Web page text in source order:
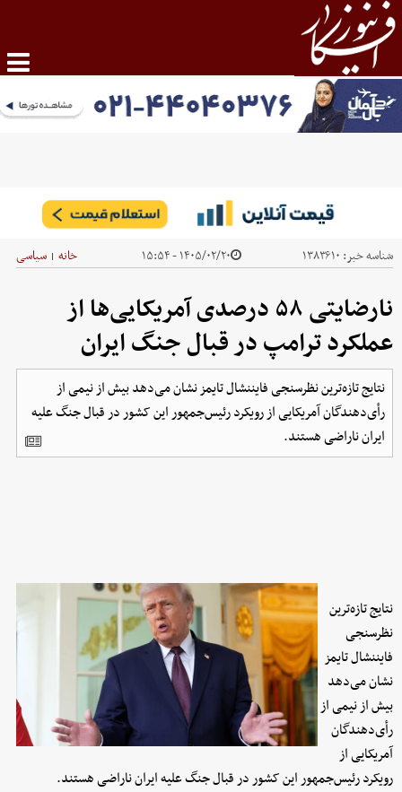
شناسه خبر: ۱۳۸۳۶۱۰ ۱۴۰۵/۰۲/۲۰ - ۱۵:۵۴ خانه | سیاسی
نارضایتی ۵۸ درصدی آمریکایی‌ها از
عملکرد ترامپ در قبال جنگ ایران
نتایج تازه‌ترین نظرسنجی فایننشال تایمز نشان می‌دهد بیش از نیمی از
رأی‌دهندگان آمریکایی از رویکرد رئیس‌جمهور این کشور در قبال جنگ علیه
ایران ناراضی هستند.
نتایج تازه‌ترین
نظرسنجی
فایننشال تایمز
نشان می‌دهد
بیش از نیمی از
رأی‌دهندگان
آمریکایی از
رویکرد رئیس‌جمهور این کشور در قبال جنگ علیه ایران ناراضی هستند.